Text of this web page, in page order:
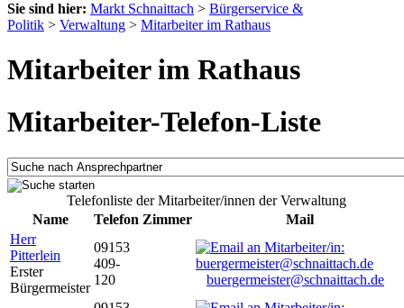
Sie sind hier: Markt Schnaittach > Bürgerservice &
Politik > Verwaltung > Mitarbeiter im Rathaus
Mitarbeiter im Rathaus
Mitarbeiter-Telefon-Liste
Telefonliste der Mitarbeiter/innen der Verwaltung
Name
Telefon Zimmer
Mail
Herr
Pitterlein
Erster
Bürgermeister
09153
409-
120
buergermeister@schnaittach.de